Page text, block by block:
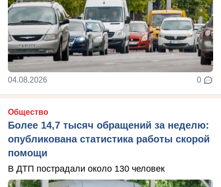
04.08.2026 0
Общество
Более 14,7 тысяч обращений за неделю:
опубликована статистика работы скорой
помощи
В ДТП пострадали около 130 человек